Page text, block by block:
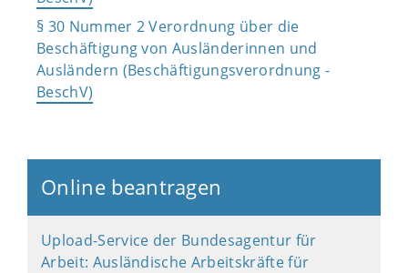
§ 30 Nummer 2 Verordnung über die
Beschäftigung von Ausländerinnen und
Ausländern (Beschäftigungsverordnung -
BeschV)
Online beantragen
Upload-Service der Bundesagentur für
Arbeit: Ausländische Arbeitskräfte für